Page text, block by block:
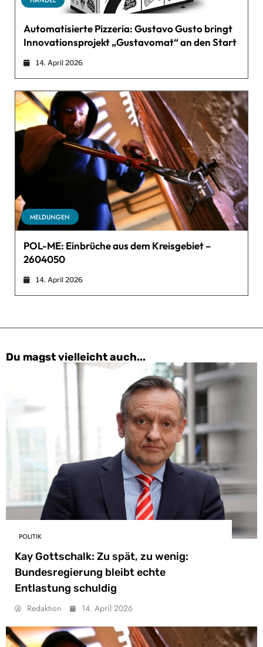
Automatisierte Pizzeria: Gustavo Gusto bringt
Innovationsprojekt „Gustavomat“ an den Start
14. April 2026
MELDUNGEN
POL-ME: Einbrüche aus dem Kreisgebiet –
2604050
14. April 2026
Du magst vielleicht auch...
POLITIK
Kay Gottschalk: Zu spät, zu wenig:
Bundesregierung bleibt echte
Entlastung schuldig
Redaktion 14. April 2026